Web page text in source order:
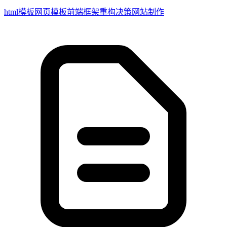
html模板 网页模板前端框架重构决策 网站制作